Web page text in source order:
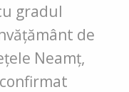
gradul
de
Neamț,